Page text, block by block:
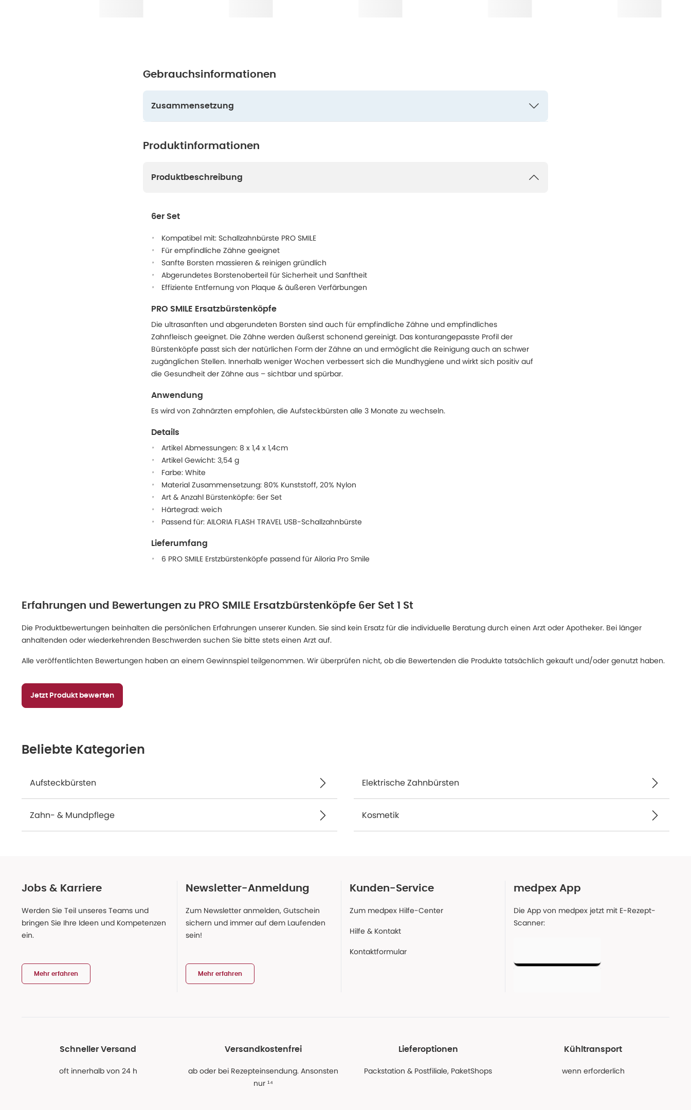
Gebrauchsinformationen
Zusammensetzung
Produktinformationen
Produktbeschreibung
6er Set
Kompatibel mit: Schallzahnbürste PRO SMILE
Für empfindliche Zähne geeignet
Sanfte Borsten massieren & reinigen gründlich
Abgerundetes Borstenoberteil für Sicherheit und Sanftheit
Effiziente Entfernung von Plaque & äußeren Verfärbungen
PRO SMILE Ersatzbürstenköpfe
Die ultrasanften und abgerundeten Borsten sind auch für empfindliche Zähne und empfindliches
Zahnfleisch geeignet. Die Zähne werden äußerst schonend gereinigt. Das konturangepasste Profil der
Bürstenköpfe passt sich der natürlichen Form der Zähne an und ermöglicht die Reinigung auch an schwer
zugänglichen Stellen. Innerhalb weniger Wochen verbessert sich die Mundhygiene und wirkt sich positiv auf
die Gesundheit der Zähne aus – sichtbar und spürbar.
Anwendung
Es wird von Zahnärzten empfohlen, die Aufsteckbürsten alle 3 Monate zu wechseln.
Details
Artikel Abmessungen: 8 x 1,4 x 1,4cm
Artikel Gewicht: 3,54 g
Farbe: White
Material Zusammensetzung: 80% Kunststoff, 20% Nylon
Art & Anzahl Bürstenköpfe: 6er Set
Härtegrad: weich
Passend für: AILORIA FLASH TRAVEL USB-Schallzahnbürste
Lieferumfang
6 PRO SMILE Erstzbürstenköpfe passend für Ailoria Pro Smile
Erfahrungen und Bewertungen zu PRO SMILE Ersatzbürstenköpfe 6er Set 1 St
Die Produktbewertungen beinhalten die persönlichen Erfahrungen unserer Kunden. Sie sind kein Ersatz für die individuelle Beratung durch einen Arzt oder Apotheker. Bei länger
anhaltenden oder wiederkehrenden Beschwerden suchen Sie bitte stets einen Arzt auf.
Alle veröffentlichten Bewertungen haben an einem Gewinnspiel teilgenommen. Wir überprüfen nicht, ob die Bewertenden die Produkte tatsächlich gekauft und/oder genutzt haben.
Jetzt Produkt bewerten
Beliebte Kategorien
Aufsteckbürsten Elektrische Zahnbürsten
Zahn- & Mundpflege Kosmetik
Jobs & Karriere
Werden Sie Teil unseres Teams und
bringen Sie Ihre Ideen und Kompetenzen
ein.
Mehr erfahren
Newsletter-Anmeldung
Zum Newsletter anmelden, Gutschein
sichern und immer auf dem Laufenden
sein!
Mehr erfahren
Kunden-Service
Zum medpex Hilfe-Center
Hilfe & Kontakt
Kontaktformular
medpex App
Die App von medpex jetzt mit E-Rezept-
Scanner:
Schneller Versand
oft innerhalb von 24 h
Versandkostenfrei
ab oder bei Rezepteinsendung. Ansonsten
nur ¹⁴
Lieferoptionen
Packstation & Postfiliale, PaketShops
Kühltransport
wenn erforderlich